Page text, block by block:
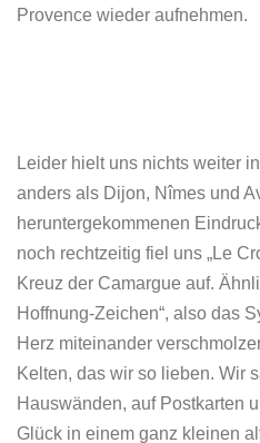
Provence wieder aufnehmen.
Leider hielt uns nichts weiter
anders als Dijon, Nîmes und
heruntergekommenen
noch rechtzeitig fiel uns „Le
Kreuz der Camargue auf.
Hoffnung-Zeichen“, also das
Herz miteinander
Kelten, das wir so lieben. Wir
Hauswänden, auf Postkarten
Glück in einem ganz kleinen